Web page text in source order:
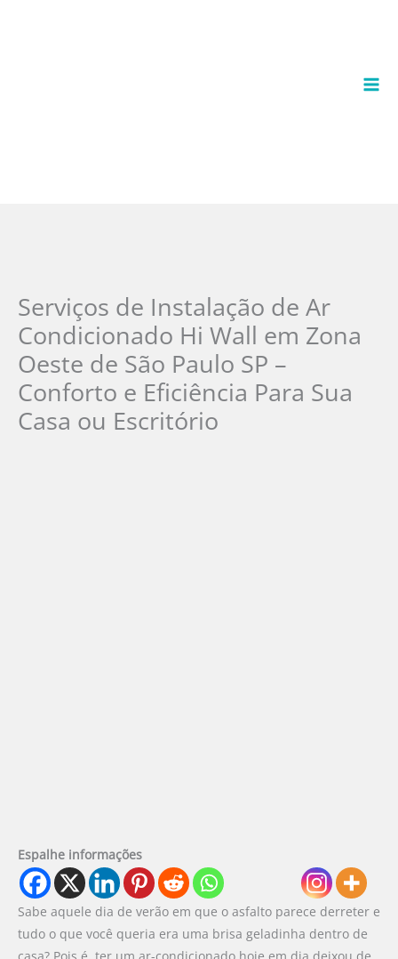
Serviços de Instalação de Ar
Condicionado Hi Wall em Zona
Oeste de São Paulo SP –
Conforto e Eficiência Para Sua
Casa ou Escritório
Espalhe informações
Sabe aquele dia de verão em que o asfalto parece derreter e
tudo o que você queria era uma brisa geladinha dentro de